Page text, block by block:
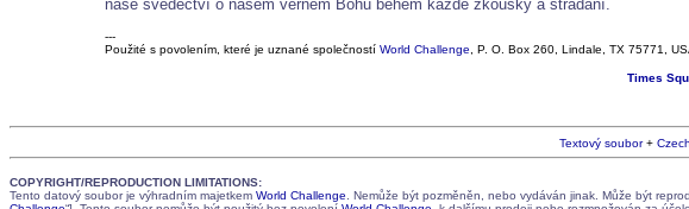
naše svědectví o našem věrném Bohu během každé zkoušky a strádání.
---
Použité s povolením, které je uznané společností World Challenge , P. O. Box 260, Lindale, TX 75771,
Times
Textový soubor+
COPYRIGHT/REPRODUCTION LIMITATIONS:
Tento datový soubor je výhradním majetkem World Challenge . Nemůže být pozměněn, nebo vydáván jinak. Může být